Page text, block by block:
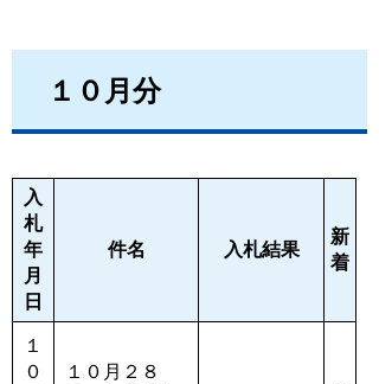
１０月分
入
札
年
月
日
件名 入札結果
新
着
１
０
１０月２８